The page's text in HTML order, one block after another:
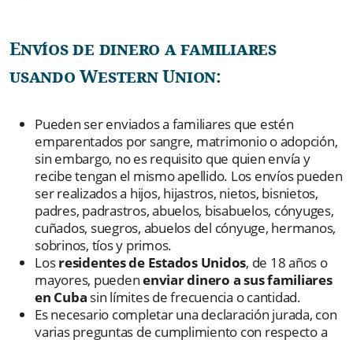
Envíos de dinero a familiares
usando Western Union:
Pueden ser enviados a familiares que estén
emparentados por sangre, matrimonio o adopción,
sin embargo, no es requisito que quien envía y
recibe tengan el mismo apellido. Los envíos pueden
ser realizados a hijos, hijastros, nietos, bisnietos,
padres, padrastros, abuelos, bisabuelos, cónyuges,
cuñados, suegros, abuelos del cónyuge, hermanos,
sobrinos, tíos y primos.
Losresidentes de Estados Unidos, de 18 años o
mayores, puedenenviar dinero a sus familiares
en Cuba sin límites de frecuencia o cantidad.
Es necesario completar una declaración jurada, con
varias preguntas de cumplimiento con respecto a